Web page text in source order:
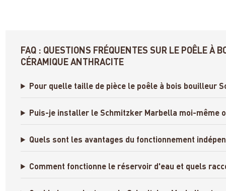
FAQ : QUESTIONS FRÉQUENTES SUR LE POÊLE À
CÉRAMIQUE ANTHRACITE
Pour quelle taille de pièce le poêle à bois bouilleur
Puis-je installer le Schmitzker Marbella moi-même
Quels sont les avantages du fonctionnement
Comment fonctionne le réservoir d'eau et quels